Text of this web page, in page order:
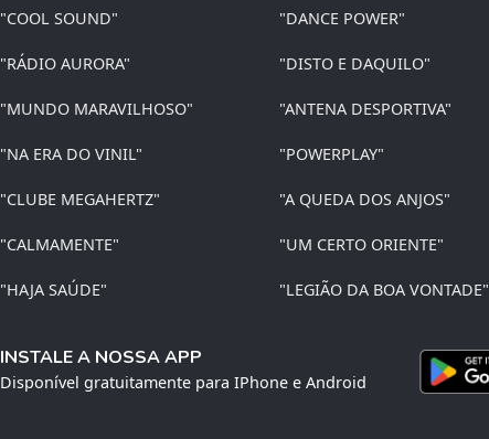
"COOL SOUND" "DANCE POWER"
"RÁDIO AURORA" "DISTO E DAQUILO"
"MUNDO MARAVILHOSO" "ANTENA DESPORTIVA"
"NA ERA DO VINIL" "POWERPLAY"
"CLUBE MEGAHERTZ" "A QUEDA DOS ANJOS"
"CALMAMENTE" "UM CERTO ORIENTE"
"HAJA SAÚDE" "LEGIÃO DA BOA VONTADE"
INSTALE A NOSSA APP
Disponível gratuitamente para IPhone e Android